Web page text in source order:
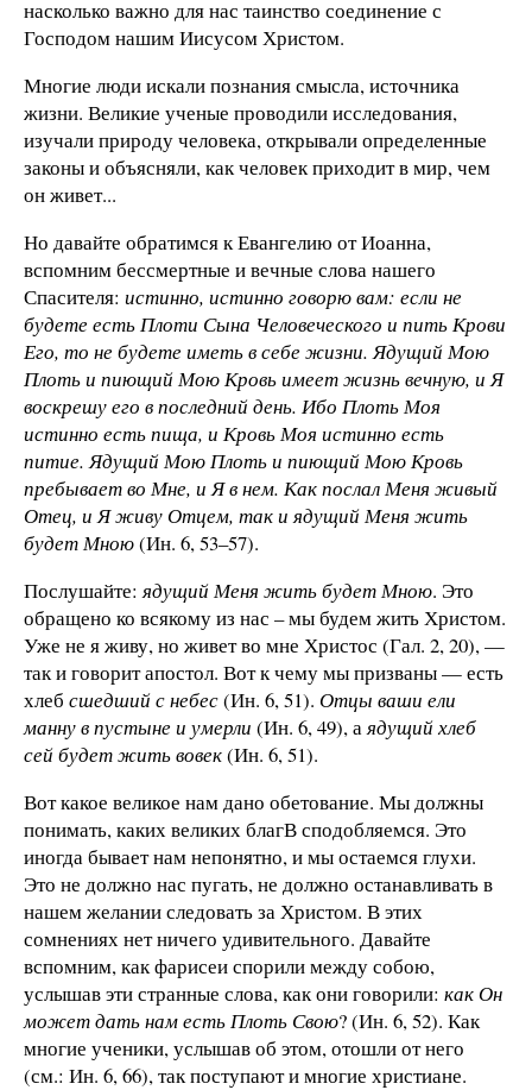
насколько важно для нас таинство соединение с
Господом нашим Иисусом Христом.
Многие люди искали познания смысла, источника
жизни. Великие ученые проводили исследования,
изучали природу человека, открывали определенные
законы и объясняли, как человек приходит в мир, чем
он живет...
Но давайте обратимся к Евангелию от Иоанна,
вспомним бессмертные и вечные слова нашего
Спасителя: истинно, истинно говорю вам: если не
будете есть Плоти Сына Человеческого и пить Крови
Его, то не будете иметь в себе жизни. Ядущий Мою
Плоть и пиющий Мою Кровь имеет жизнь вечную, и Я
воскрешу его в последний день. Ибо Плоть Моя
истинно есть пища, и Кровь Моя истинно есть
питие. Ядущий Мою Плоть и пиющий Мою Кровь
пребывает во Мне, и Я в нем. Как послал Меня живый
Отец, и Я живу Отцем, так и ядущий Меня жить
будет Мною(Ин. 6, 53–57).
Послушайте:ядущий Меня жить будет Мною. Это
обращено ко всякому из нас – мы будем жить Христом.
Уже не я живу, но живет во мне Христос (Гал. 2, 20), —
так и говорит апостол. Вот к чему мы призваны — есть
хлеб сшедший с небес(Ин. 6, 51). Отцы ваши ели
манну в пустыне и умерли (Ин. 6, 49), аядущий хлеб
сей будет жить вовек(Ин. 6, 51).
Вот какое великое нам дано обетование. Мы должны
понимать, каких великих благВ сподобляемся. Это
иногда бывает нам непонятно, и мы остаемся глухи.
Это не должно нас пугать, не должно останавливать в
нашем желании следовать за Христом. В этих
сомнениях нет ничего удивительного. Давайте
вспомним, как фарисеи спорили между собою,
услышав эти странные слова, как они говорили: как Он
может дать нам есть Плоть Свою? (Ин. 6, 52). Как
многие ученики, услышав об этом, отошли от него
(см.: Ин. 6, 66), так поступают и многие христиане.